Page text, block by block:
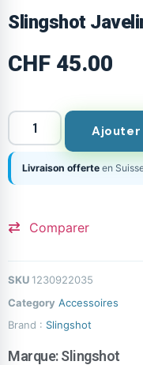
Slingshot
CHF 45.00
Ajouter
Livraison offerte en
Comparer
SKU 1230922035
Category Accessoires
Brand : Slingshot
Marque:Slingshot